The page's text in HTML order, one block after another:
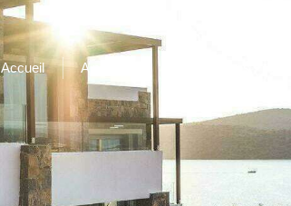
Accueil A propos